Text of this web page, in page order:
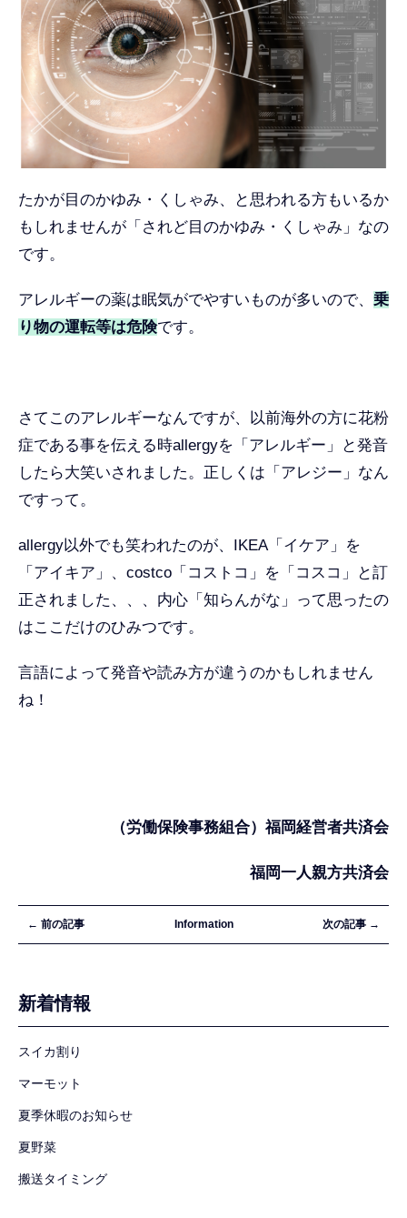
たかが目のかゆみ・くしゃみ、と思われる方もいるか
もしれませんが「されど目のかゆみ・くしゃみ」なの
です。
アレルギーの薬は眠気がでやすいものが多いので、 乗
り物の運転等は危険です。
さてこのアレルギーなんですが、以前海外の方に花粉
症である事を伝える時allergyを「アレルギー」と発音
したら大笑いされました。正しくは「アレジー」なん
ですって。
allergy以外でも笑われたのが、IKEA「イケア」を
「アイキア」、costco「コストコ」を「コスコ」と訂
正されました、、、内心「知らんがな」って思ったの
はここだけのひみつです。
言語によって発音や読み方が違うのかもしれません
ね！
（労働保険事務組合）福岡経営者共済会
福岡一人親方共済会
← 前の記事 Information 次の記事 →
新着情報
スイカ割り
マーモット
夏季休暇のお知らせ
夏野菜
搬送タイミング